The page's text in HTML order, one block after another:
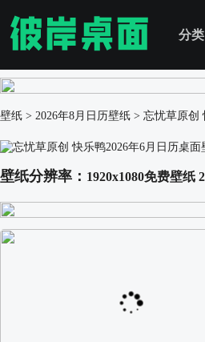
分类
壁纸 > 2026年8月日历壁纸 > 忘忧草原创
壁纸分辨率： 1920x1080免费壁纸